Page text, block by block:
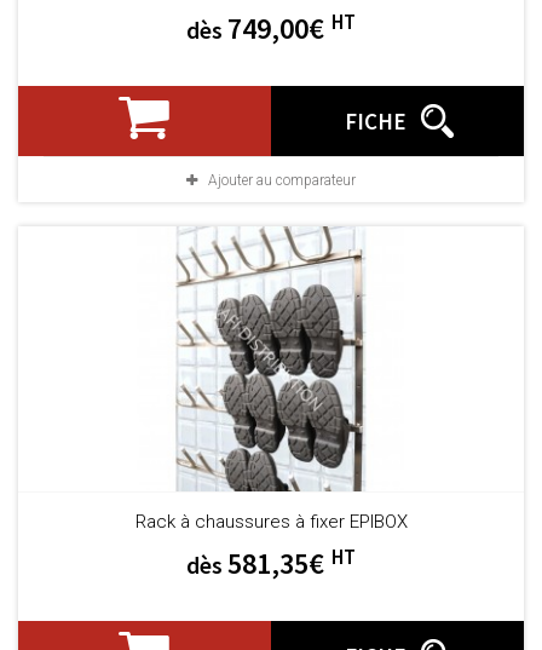
dès 749,00€ HT
FICHE
Ajouter au comparateur
Rack à chaussures à fixer EPIBOX
dès 581,35€ HT